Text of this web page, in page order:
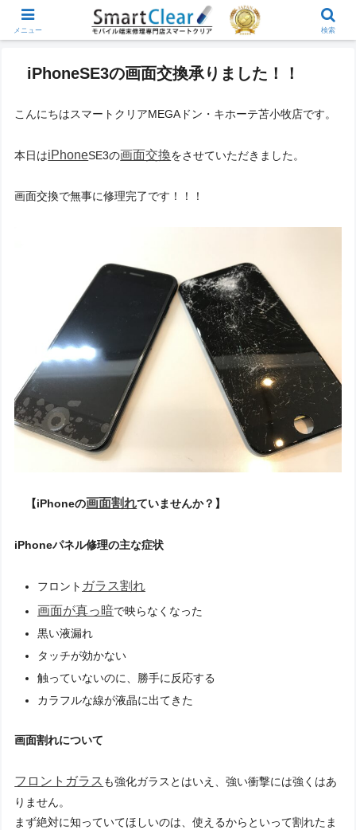
iPhoneSE3の画面交換承りました！！
こんにちはスマートクリアMEGAドン・キホーテ苫小牧店です。
本日はiPhoneSE3の画面交換をさせていただきました。
画面交換で無事に修理完了です！！！
【iPhoneの画面割れていませんか？】
iPhoneパネル修理の主な症状
フロント ガラス割れ
画面が真っ暗で映らなくなった
黒い液漏れ
タッチが効かない
触っていないのに、勝手に反応する
カラフルな線が液晶に出てきた
画面割れについて
フロントガラス も強化ガラスとはいえ、強い衝撃には強くはあ
りません。
まず絶対に知っていてほしいのは、使えるからといって割れたま
メニュー 検索